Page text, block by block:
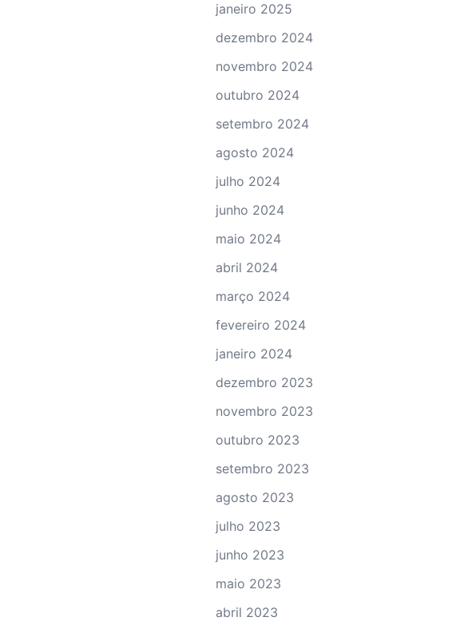
janeiro 2025
dezembro 2024
novembro 2024
outubro 2024
setembro 2024
agosto 2024
julho 2024
junho 2024
maio 2024
abril 2024
março 2024
fevereiro 2024
janeiro 2024
dezembro 2023
novembro 2023
outubro 2023
setembro 2023
agosto 2023
julho 2023
junho 2023
maio 2023
abril 2023